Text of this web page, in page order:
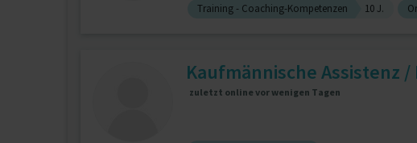
Training - Coaching-Kompetenzen 10 J.
Kaufmännische Assistenz
zuletzt online vor wenigen Tagen